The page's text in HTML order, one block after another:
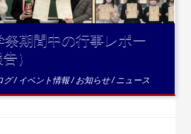
期間中の行事レポー
）
グ/ イベント情報/お知らせ/ニュース